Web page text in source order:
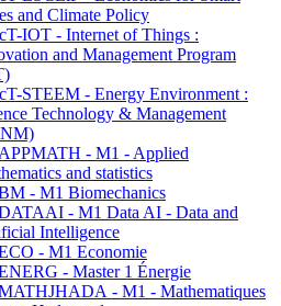
and Climate Policy
IOT - Internet of Things :
and Management Program
STEEM - Energy Environment :
Technology & Management
- M1 - Applied
and statistics
- M1 Biomechanics
- M1 Data AI - Data and
Intelligence
- M1 Economie
- Master 1 Énergie
- M1 - Mathematiques